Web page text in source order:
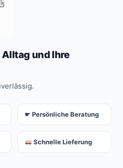
und Ihre
☛ Persönliche Beratung
Schnelle Lieferung